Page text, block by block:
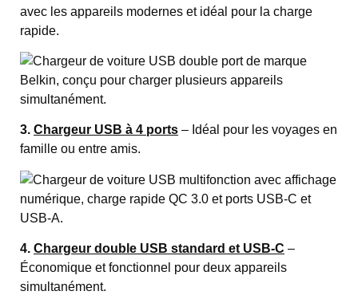
avec les appareils modernes et idéal pour la charge
rapide.
3. Chargeur USB à 4 ports – Idéal pour les voyages en
famille ou entre amis.
4. Chargeur double USB standard et USB-C –
Économique et fonctionnel pour deux appareils
simultanément.